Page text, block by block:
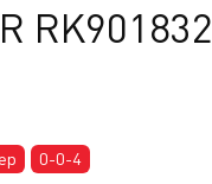
0-0-4
RK901832